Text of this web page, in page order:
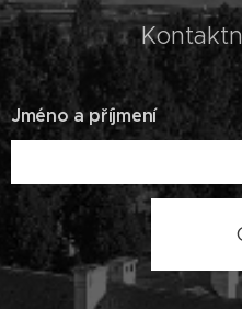
Jméno a příjmení